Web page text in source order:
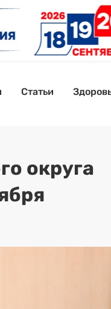
Статьи
округа